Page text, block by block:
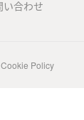
い合わせ
Cookie Policy